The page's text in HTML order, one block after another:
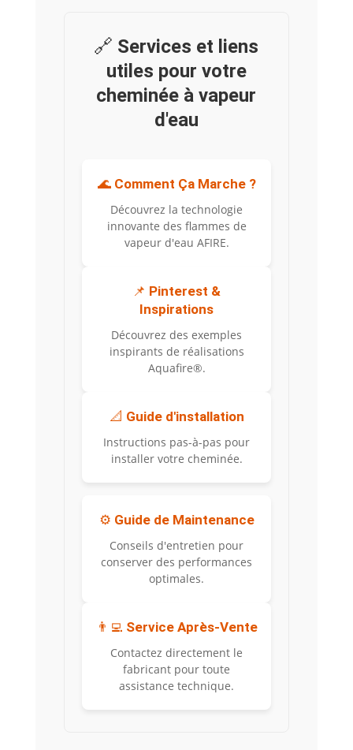
🔗 Services et liens
utiles pour votre
cheminée à vapeur
d'eau
🌊 Comment Ça Marche ?
Découvrez la technologie
innovante des flammes de
vapeur d'eau AFIRE.
📌 Pinterest &
Inspirations
Découvrez des exemples
inspirants de réalisations
Aquafire®.
📐 Guide d'installation
Instructions pas-à-pas pour
installer votre cheminée.
⚙️ Guide de Maintenance
Conseils d'entretien pour
conserver des performances
optimales.
👨‍💻 Service Après-Vente
Contactez directement le
fabricant pour toute
assistance technique.